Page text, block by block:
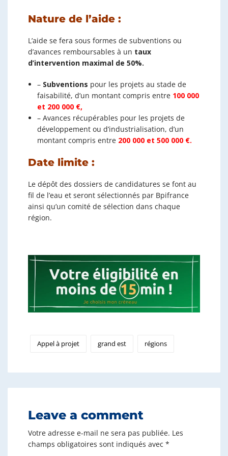
Nature de l’aide :
L’aide se fera sous formes de subventions ou
d’avances remboursables à un taux
d’intervention maximal de 50%.
– Subventions pour les projets au stade de
faisabilité, d’un montant compris entre 100 000
et 200 000 €,
– Avances récupérables pour les projets de
développement ou d’industrialisation, d’un
montant compris entre 200 000 et 500 000 €.
Date limite :
Le dépôt des dossiers de candidatures se font au
fil de l’eau et seront sélectionnés par Bpifrance
ainsi qu’un comité de sélection dans chaque
région.
Appel à projet grand est régions
Leave a comment
Votre adresse e-mail ne sera pas publiée. Les
champs obligatoires sont indiqués avec *